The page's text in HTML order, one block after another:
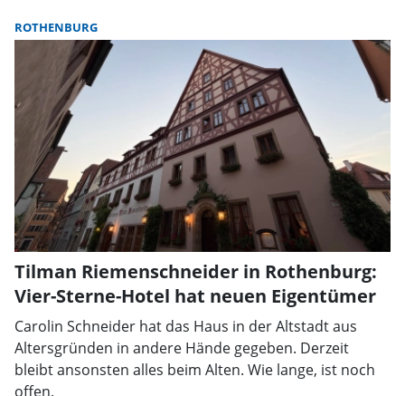
ROTHENBURG
Tilman Riemenschneider in Rothenburg:
Vier-Sterne-Hotel hat neuen Eigentümer
Carolin Schneider hat das Haus in der Altstadt aus
Altersgründen in andere Hände gegeben. Derzeit
bleibt ansonsten alles beim Alten. Wie lange, ist noch
offen.